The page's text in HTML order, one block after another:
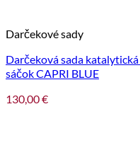
Darčekové sady
Darčeková sada
sáčok CAPRI BLUE
130,00€